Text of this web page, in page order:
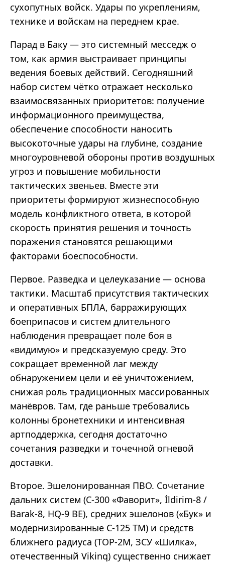
сухопутных войск. Удары по укреплениям,
технике и войскам на переднем крае.
Парад в Баку — это системный месседж о
том, как армия выстраивает принципы
ведения боевых действий. Сегодняшний
набор систем чётко отражает несколько
взаимосвязанных приоритетов: получение
информационного преимущества,
обеспечение способности наносить
высокоточные удары на глубине, создание
многоуровневой обороны против воздушных
угроз и повышение мобильности
тактических звеньев. Вместе эти
приоритеты формируют жизнеспособную
модель конфликтного ответа, в которой
скорость принятия решения и точность
поражения становятся решающими
факторами боеспособности.
Первое. Разведка и целеуказание — основа
тактики. Масштаб присутствия тактических
и оперативных БПЛА, барражирующих
боеприпасов и систем длительного
наблюдения превращает поле боя в
«видимую» и предсказуемую среду. Это
сокращает временной лаг между
обнаружением цели и её уничтожением,
снижая роль традиционных массированных
манёвров. Там, где раньше требовались
колонны бронетехники и интенсивная
артподдержка, сегодня достаточно
сочетания разведки и точечной огневой
доставки.
Второе. Эшелонированная ПВО. Сочетание
дальних систем (С-300 «Фаворит», İldirim-8 /
Barak-8, HQ-9 BE), средних эшелонов («Бук» и
модернизированные С-125 TM) и средств
ближнего радиуса (ТОР-2М, ЗСУ «Шилка»,
отечественный Vikinq) существенно снижает